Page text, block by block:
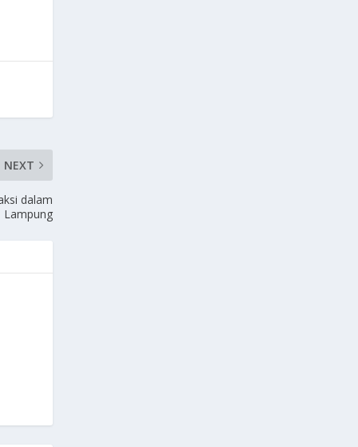
NEXT
dalam
Lampung